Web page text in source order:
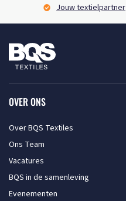
BQS Express service
OVER ONS
Over BQS Textiles
Ons Team
Vacatures
BQS in de samenleving
Evenementen